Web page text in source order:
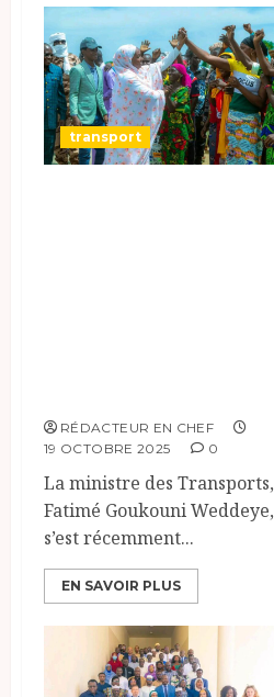
transport
RÉDACTEUR EN CHEF
19 OCTOBRE 2025
0
La ministre des Transports,
Fatimé Goukouni Weddeye,
s’est récemment...
EN SAVOIR PLUS